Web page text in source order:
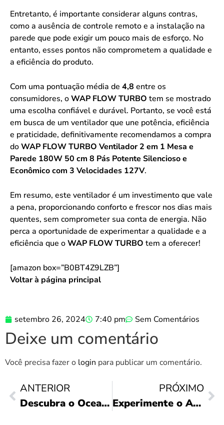
Entretanto, é importante considerar alguns contras,
como a ausência de controle remoto e a instalação na
parede que pode exigir um pouco mais de esforço. No
entanto, esses pontos não comprometem a qualidade e
a eficiência do produto.
Com uma pontuação média de 4,8 entre os
consumidores, oWAP FLOW TURBO tem se mostrado
uma escolha confiável e durável. Portanto, se você está
em busca de um ventilador que une potência, eficiência
e praticidade, definitivamente recomendamos a compra
doWAP FLOW TURBO Ventilador 2 em 1 Mesa e
Parede 180W 50 cm 8 Pás Potente Silencioso e
Econômico com 3 Velocidades 127V.
Em resumo, este ventilador é um investimento que vale
a pena, proporcionando conforto e frescor nos dias mais
quentes, sem comprometer sua conta de energia. Não
perca a oportunidade de experimentar a qualidade e a
eficiência que oWAP FLOW TURBO tem a oferecer!
[amazon box=”B0BT4Z9LZB”]
Voltar à página principal
setembro 26, 2024 7:40 pm Sem Comentários
Deixe um comentário
Você precisa fazer o login para publicar um comentário.
ANTERIOR
Descubra o Oceane Blush Rosa: Brilho e Elegância
PRÓXIMO
Experimente o AOC GH100: O Headset Gamer Ideal!